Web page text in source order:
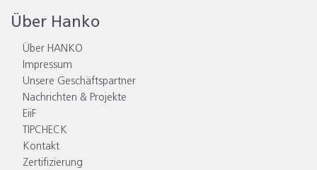
Über Hanko
Über HANKO
Impressum
Unsere Geschäftspartner
Nachrichten & Projekte
EiiF
TIPCHECK
Kontakt
Zertifizierung